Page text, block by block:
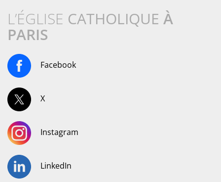
L’ÉGLISE CATHOLIQUE À
PARIS
Facebook
X
Instagram
LinkedIn